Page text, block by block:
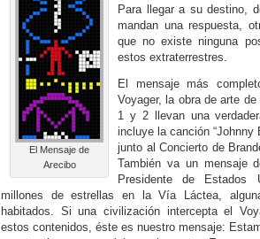
El Mensaje de
Arecibo
Para llegar a su destino,
mandan una respuesta,
que no existe ninguna
estos extraterrestres.
El mensaje más
Voyager, la obra de arte
1 y 2 llevan una
incluye la canción “Johnny
junto al Concierto de
También va un mensaje
Presidente de Estados
millones de estrellas en la Vía Láctea,
habitados. Si una civilización intercepta el
estos contenidos, éste es nuestro mensaje: